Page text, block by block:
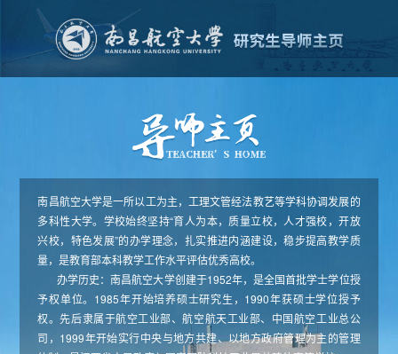
南昌航空大学是一所以工为主，工理文管经法教艺等学科协调发展的
多科性大学。学校始终坚持“育人为本，质量立校，人才强校，开放
兴校，特色发展”的办学理念，扎实推进内涵建设，稳步提高教学质
量，是教育部本科教学工作水平评估优秀高校。
办学历史：南昌航空大学创建于1952年，是全国首批学士学位授
予权单位。1985年开始培养硕士研究生，1990年获硕士学位授予
权。先后隶属于航空工业部、航空航天工业部、中国航空工业总公
司，1999年开始实行中央与地方共建、以地方政府管理为主的管理